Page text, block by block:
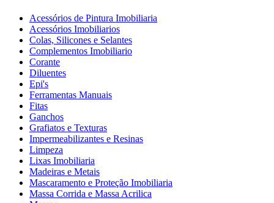
Acessórios de Pintura Imobiliaria
Acessórios Imobiliarios
Colas, Silicones e Selantes
Complementos Imobiliario
Corante
Diluentes
Epi's
Ferramentas Manuais
Fitas
Ganchos
Grafiatos e Texturas
Impermeabilizantes e Resinas
Limpeza
Lixas Imobiliaria
Madeiras e Metais
Mascaramento e Proteção Imobiliaria
Massa Corrida e Massa Acrilica